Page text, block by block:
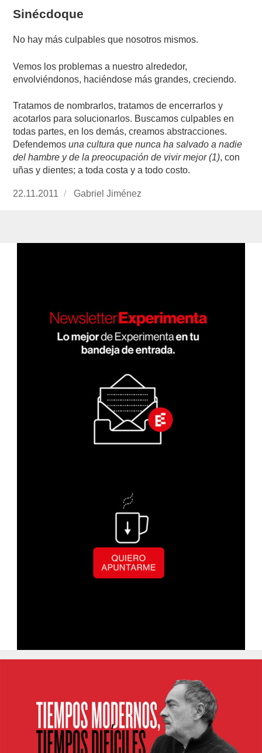
Sinécdoque
No hay más culpables que nosotros mismos.
Vemos los problemas a nuestro alrededor,
envolviéndonos, haciéndose más grandes, creciendo.
Tratamos de nombrarlos, tratamos de encerrarlos y
acotarlos para solucionarlos. Buscamos culpables en
todas partes, en los demás, creamos abstracciones.
Defendemosuna cultura que nunca ha salvado a nadie
del hambre y de la preocupación de vivir mejor (1), con
uñas y dientes; a toda costa y a todo costo.
Publicado
22.11.2011 https://www.experimenta.es/author/
Gabriel Jiménez